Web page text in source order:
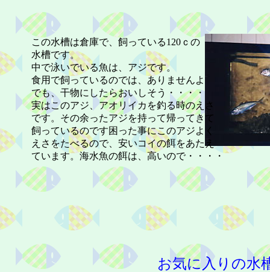
この水槽は倉庫で、飼っている120ｃの
水槽です。
中で泳いでいる魚は、アジです。
食用で飼っているのでは、ありませんよ
でも、干物にしたらおいしそう・・・・
実はこのアジ、アオリイカを釣る時のえさ
です。その余ったアジを持って帰ってきて
飼っているのです困った事にこのアジよく
えさをたべるので、安いコイの餌をあたえ
ています。海水魚の餌は、高いので・・・・
お気に入りの水